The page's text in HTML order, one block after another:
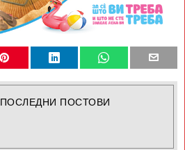
ПОСЛЕДНИ ПОСТОВИ